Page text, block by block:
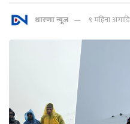
धारणा न्यूज ९ महिना अगाडि